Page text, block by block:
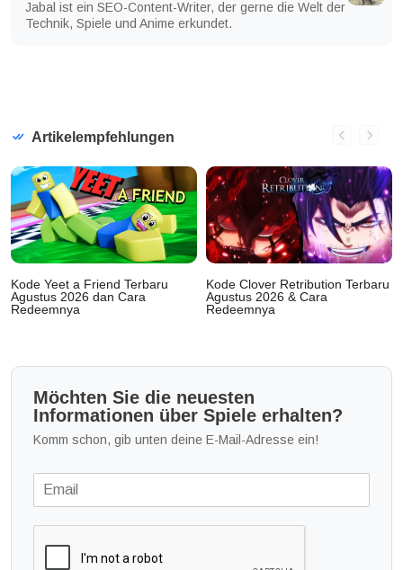
Jabal ist ein SEO-Content-Writer, der gerne die Welt der
Technik, Spiele und Anime erkundet.
Artikelempfehlungen
Kode Yeet a Friend Terbaru
Agustus 2026 dan Cara
Redeemnya
Kode Clover Retribution Terbaru
Agustus 2026 & Cara
Redeemnya
Möchten Sie die neuesten
Informationen über Spiele erhalten?
Komm schon, gib unten deine E-Mail-Adresse ein!